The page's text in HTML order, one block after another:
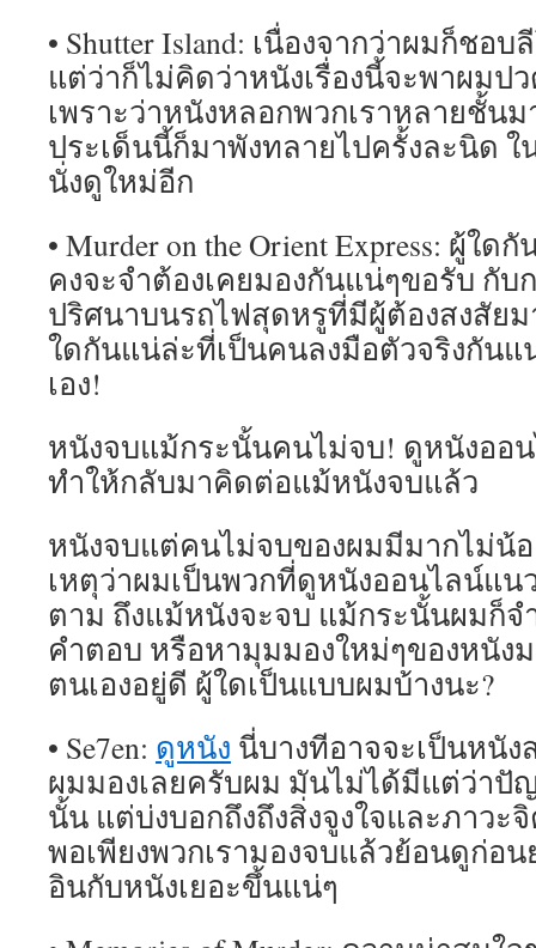
• Shutter Island: เนื่องจากว่าผมก็ชอ
แต่ว่าก็ไม่คิดว่าหนังเรื่องนี้จะพาผม
เพราะว่าหนังหลอกพวกเราหลายชั้น
ประเด็นนี้ก็มาพังทลายไปครั้งละนิด
นั่งดูใหม่อีก
• Murder on the Orient Express: ผู้ใ
คงจะจำต้องเคยมองกันแน่ๆขอรับ กั
ปริศนาบนรถไฟสุดหรูที่มีผู้ต้องสงสัยม
ใดกันแน่ล่ะที่เป็นคนลงมือตัวจริงกันแ
เอง!
หนังจบแม้กระนั้นคนไม่จบ! ดูหนังออ
ทำให้กลับมาคิดต่อแม้หนังจบแล้ว
หนังจบแต่คนไม่จบของผมมีมากไม่น้อ
เหตุว่าผมเป็นพวกที่ดูหนังออนไลน์แ
ตาม ถึงแม้หนังจะจบ แม้กระนั้นผมก็
คำตอบ หรือหามุมมองใหม่ๆของหนัง
ตนเองอยู่ดี ผู้ใดเป็นแบบผมบ้างนะ?
• Se7en: ดูหนัง นี่บางทีอาจจะเป็นหนัง
ผมมองเลยครับผม มันไม่ได้มีแต่ว่าปั
นั้น แต่บ่งบอกถึงถึงสิ่งจูงใจและภาวะ
พอเพียงพวกเรามองจบแล้วย้อนดูก่อน
อินกับหนังเยอะขึ้นแน่ๆ